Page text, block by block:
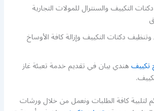
التكييف والسنترال للمولات التجارية
دكتات التكييف وإزالة كافة الأوساخ
تكييفهندي بيان في تقديم خدمة تعبئة غاز
لتلبية كافة الطلبات ونعمل من خلال ورشات